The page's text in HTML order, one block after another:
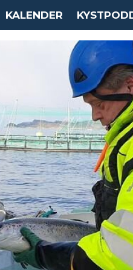
KALENDER